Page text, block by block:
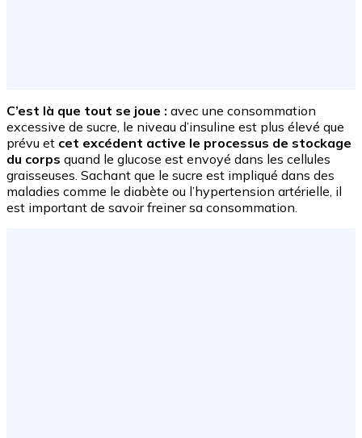
C’est là que tout se joue : avec une consommation
excessive de sucre, le niveau d’insuline est plus élevé que
prévu et cet excédent active le processus de stockage
du corps quand le glucose est envoyé dans les cellules
graisseuses. Sachant que le sucre est impliqué dans des
maladies comme le diabète ou l’hypertension artérielle, il
est important de savoir freiner sa consommation.